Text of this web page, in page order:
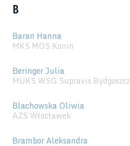
B
Baran Hanna
MKS MOS Konin
Beringer Julia
MUKS WSG Supravis Bydgoszcz
Blachowska Oliwia
AZS Włocławek
Brambor Aleksandra